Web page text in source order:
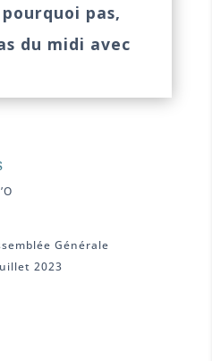
pas,
du midi avec
Générale
2023